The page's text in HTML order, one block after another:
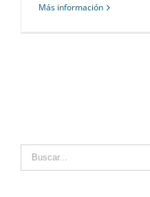
Más información
Buscar: